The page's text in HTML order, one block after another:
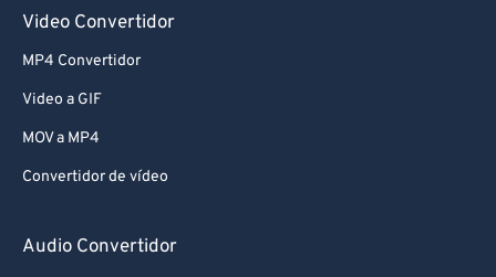
Video Convertidor
MP4 Convertidor
Video a GIF
MOV a MP4
Convertidor de vídeo
Audio Convertidor